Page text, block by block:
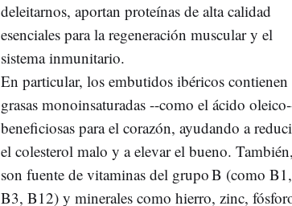
deleitarnos, aportan proteínas de alta calidad
esenciales para la regeneración muscular y el
sistema inmunitario.
En particular, los embutidos ibéricos contienen
grasas monoinsaturadas --como el ácido
beneficiosas para el corazón, ayudando a
el colesterol malo y a elevar el bueno. También,
son fuente de vitaminas del grupo B (como B1,
B3, B12) y minerales como hierro, zinc,